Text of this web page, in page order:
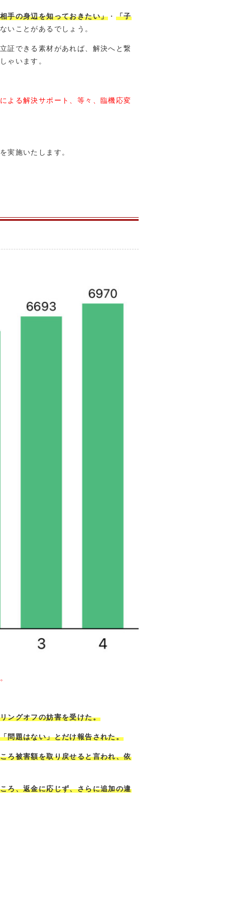
手の身辺を知っておきたい」 ・ 「子
いことがあるでしょう。
証できる素材があれば、解決へと繋
ゃいます。
よる解決サポート、等々、臨機応変
実施いたします。
ングオフの妨害を受けた。
問題はない」とだけ報告された。
ろ被害額を取り戻せると言われ、依
ろ、返金に応じず、さらに追加の違